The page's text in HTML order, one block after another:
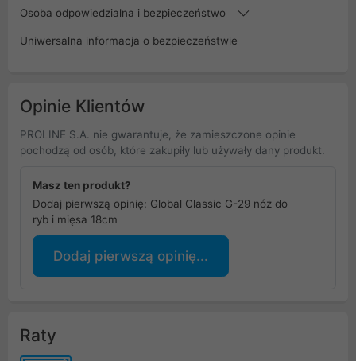
Osoba odpowiedzialna i bezpieczeństwo
Uniwersalna informacja o bezpieczeństwie
Opinie Klientów
PROLINE S.A. nie gwarantuje, że zamieszczone opinie
pochodzą od osób, które zakupiły lub używały dany produkt.
Masz ten produkt?
Dodaj pierwszą opinię: Global Classic G-29 nóż do
ryb i mięsa 18cm
Dodaj pierwszą opinię...
Raty